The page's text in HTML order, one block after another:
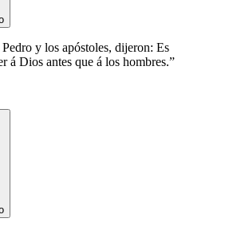
y los apóstoles, dijeron: Es
á Dios antes que á los hombres.”